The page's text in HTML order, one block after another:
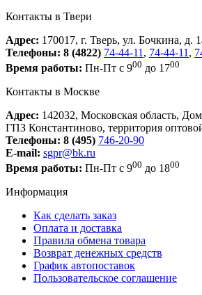
Контакты в Твери
Адрес: 170017, г. Тверь, ул. Бочкина, д.
Телефоны: 8 (4822) 74-44-11 , 74-44-11 ,
Время работы: Пн-Пт с 900 до 1700
Контакты в Москве
Адрес: 142032, Московская область,
ГПЗ Константиново, территория
Телефоны: 8 (495) 746-20-90
E-mail: sgpr@bk.ru
Время работы: Пн-Пт с 900 до 1800
Информация
Как сделать заказ
Оплата и доставка
Правила обмена товара
Возврат денежных средств
График автопоставок
Пользовательское соглашение